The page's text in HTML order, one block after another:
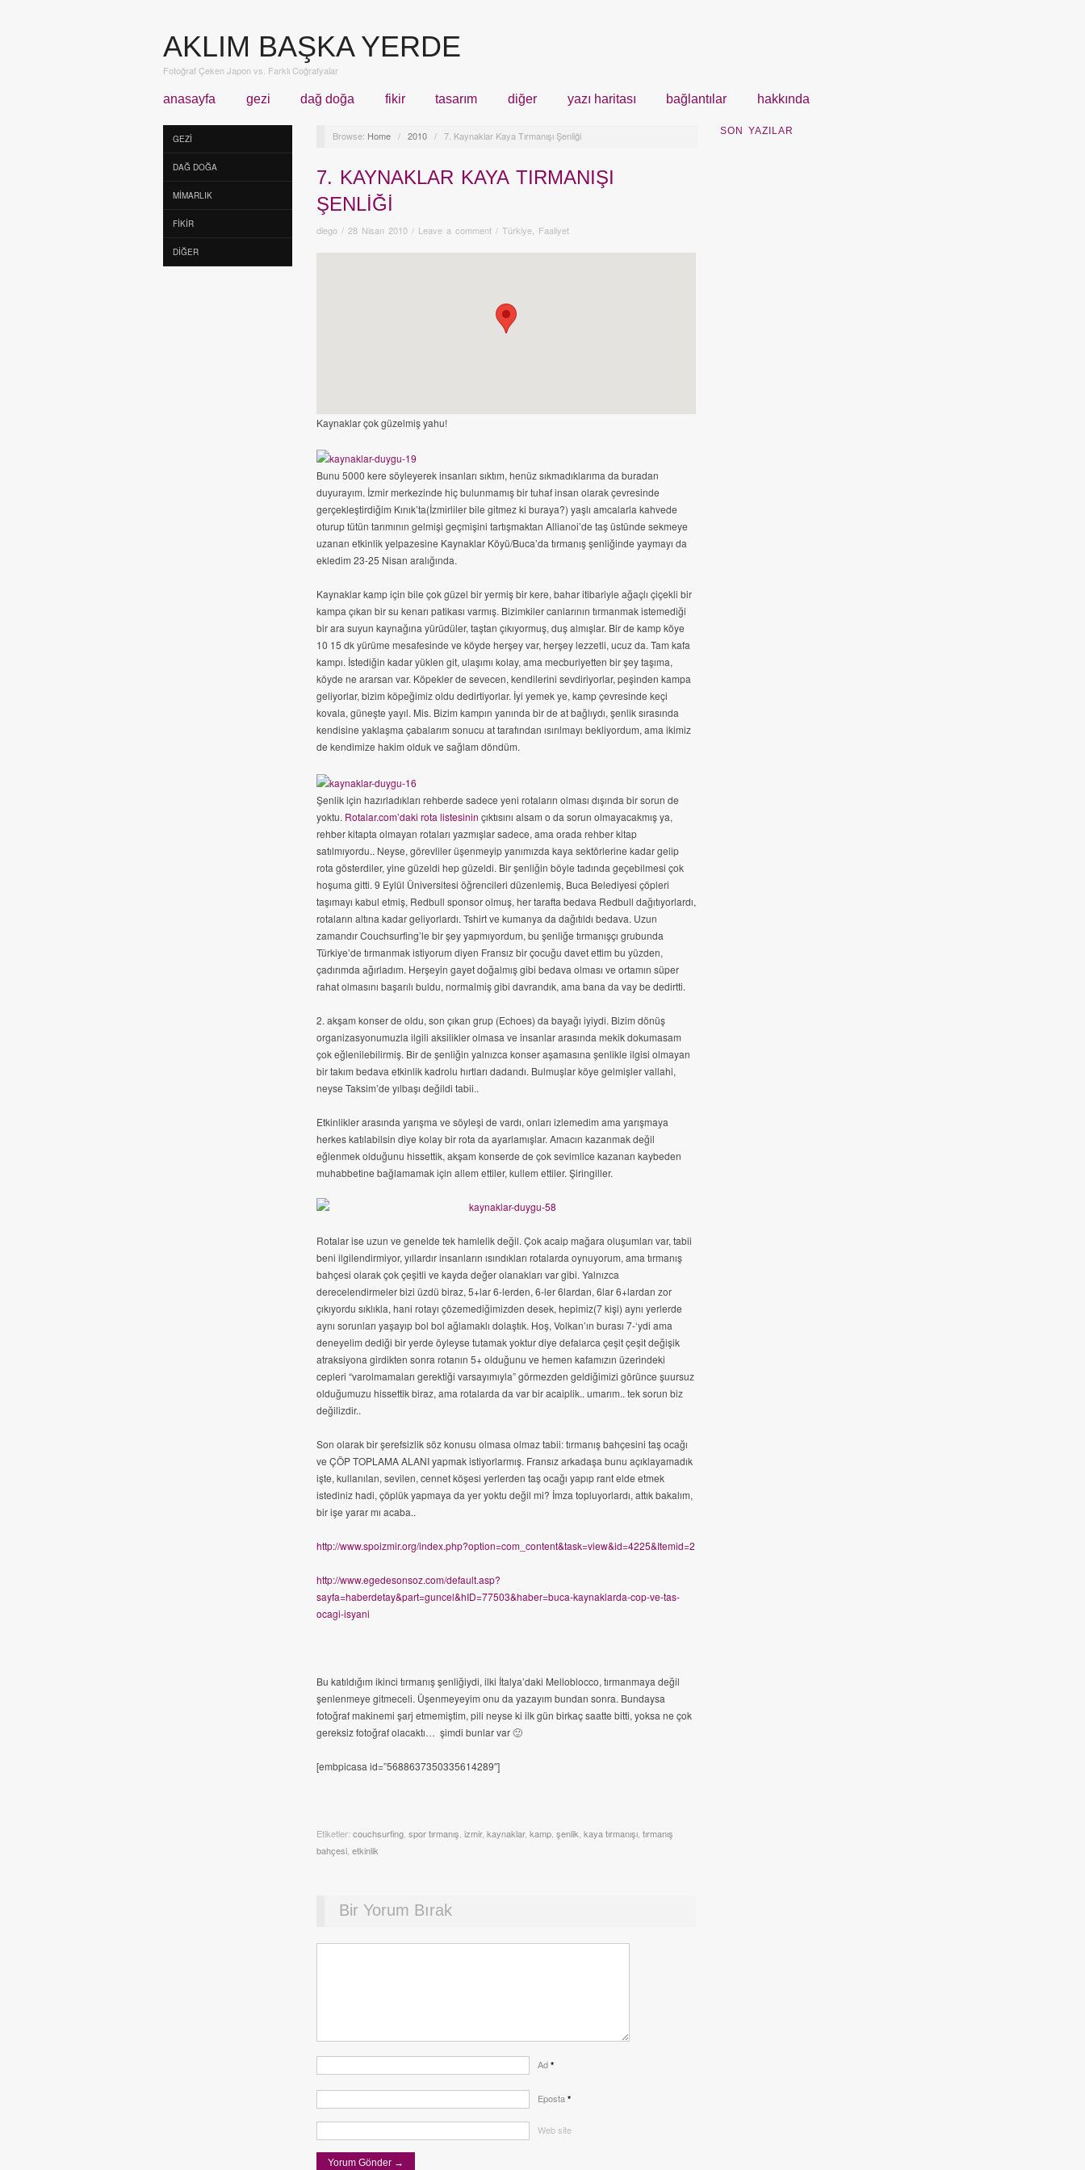
AKLIM BAŞKA YERDE
Fotoğraf Çeken Japon vs. Farklı Coğrafyalar
anasayfa gezi dağ doğa fikir tasarım diğer yazı haritası bağlantılar hakkında
GEZI
DAĞ DOĞA
MIMARLIK
FIKIR
DIĞER
Browse: Home / 2010 / 7. Kaynaklar Kaya Tırmanışı Şenliği
7. KAYNAKLAR KAYA TIRMANIŞI
ŞENLIĞI
diego / 28 Nisan 2010 / Leave a comment / Türkiye Faaliyet
Kaynaklar çok güzelmiş yahu!
Bunu 5000 kere söyleyerek insanları sıktım, henüz sıkmadıklarıma da buradan
duyurayım. İzmir merkezinde hiç bulunmamış bir tuhaf insan olarak çevresinde
gerçekleştirdiğim Kınık’ta(İzmirliler bile gitmez ki buraya?) yaşlı amcalarla kahvede
oturup tütün tarımının gelmişi geçmişini tartışmaktan Allianoi’de taş üstünde sekmeye
uzanan etkinlik yelpazesine Kaynaklar Köyü/Buca’da tırmanış şenliğinde yaymayı da
ekledim 23-25 Nisan aralığında.
Kaynaklar kamp için bile çok güzel bir yermiş bir kere, bahar itibariyle ağaçlı çiçekli bir
kampa çıkan bir su kenarı patikası varmış. Bizimkiler canlarının tırmanmak istemediği
bir ara suyun kaynağına yürüdüler, taştan çıkıyormuş, duş almışlar. Bir de kamp köye
10 15 dk yürüme mesafesinde ve köyde herşey var, herşey lezzetli, ucuz da. Tam kafa
kampı. İstediğin kadar yüklen git, ulaşımı kolay, ama mecburiyetten bir şey taşıma,
köyde ne ararsan var. Köpekler de sevecen, kendilerini sevdiriyorlar, peşinden kampa
geliyorlar, bizim köpeğimiz oldu dedirtiyorlar. İyi yemek ye, kamp çevresinde keçi
kovala, güneşte yayıl. Mis. Bizim kampın yanında bir de at bağlıydı, şenlik sırasında
kendisine yaklaşma çabalarım sonucu at tarafından ısırılmayı bekliyordum, ama ikimiz
de kendimize hakim olduk ve sağlam döndüm.
Şenlik için hazırladıkları rehberde sadece yeni rotaların olması dışında bir sorun de
yoktu. Rotalar.com’daki rota listesinin çıktısını alsam o da sorun olmayacakmış ya,
rehber kitapta olmayan rotaları yazmışlar sadece, ama orada rehber kitap
satılmıyordu.. Neyse, görevliler üşenmeyip yanımızda kaya sektörlerine kadar gelip
rota gösterdiler, yine güzeldi hep güzeldi. Bir şenliğin böyle tadında geçebilmesi çok
hoşuma gitti. 9 Eylül Üniversitesi öğrencileri düzenlemiş, Buca Belediyesi çöpleri
taşımayı kabul etmiş, Redbull sponsor olmuş, her tarafta bedava Redbull dağıtıyorlardı,
rotaların altına kadar geliyorlardı. Tshirt ve kumanya da dağıtıldı bedava. Uzun
zamandır Couchsurfing’le bir şey yapmıyordum, bu şenliğe tırmanışçı grubunda
Türkiye’de tırmanmak istiyorum diyen Fransız bir çocuğu davet ettim bu yüzden,
çadırımda ağırladım. Herşeyin gayet doğalmış gibi bedava olması ve ortamın süper
rahat olmasını başarılı buldu, normalmiş gibi davrandık, ama bana da vay be dedirtti.
2. akşam konser de oldu, son çıkan grup (Echoes) da bayağı iyiydi. Bizim dönüş
organizasyonumuzla ilgili aksilikler olmasa ve insanlar arasında mekik dokumasam
çok eğlenilebilirmiş. Bir de şenliğin yalnızca konser aşamasına şenlikle ilgisi olmayan
bir takım bedava etkinlik kadrolu hırtları dadandı. Bulmuşlar köye gelmişler vallahi,
neyse Taksim’de yılbaşı değildi tabii..
Etkinlikler arasında yarışma ve söyleşi de vardı, onları izlemedim ama yarışmaya
herkes katılabilsin diye kolay bir rota da ayarlamışlar. Amacın kazanmak değil
eğlenmek olduğunu hissettik, akşam konserde de çok sevimlice kazanan kaybeden
muhabbetine bağlamamak için allem ettiler, kullem ettiler. Şiringiller.
Rotalar ise uzun ve genelde tek hamlelik değil. Çok acaip mağara oluşumları var, tabii
beni ilgilendirmiyor, yıllardır insanların ısındıkları rotalarda oynuyorum, ama tırmanış
bahçesi olarak çok çeşitli ve kayda değer olanakları var gibi. Yalnızca
derecelendirmeler bizi üzdü biraz, 5+lar 6-lerden, 6-ler 6lardan, 6lar 6+lardan zor
çıkıyordu sıklıkla, hani rotayı çözemediğimizden desek, hepimiz(7 kişi) aynı yerlerde
aynı sorunları yaşayıp bol bol ağlamaklı dolaştık. Hoş, Volkan’ın burası 7-‘ydi ama
deneyelim dediği bir yerde öyleyse tutamak yoktur diye defalarca çeşit çeşit değişik
atraksiyona girdikten sonra rotanın 5+ olduğunu ve hemen kafamızın üzerindeki
cepleri “varolmamaları gerektiği varsayımıyla” görmezden geldiğimizi görünce şuursuz
olduğumuzu hissettik biraz, ama rotalarda da var bir acaiplik.. umarım.. tek sorun biz
değilizdir..
Son olarak bir şerefsizlik söz konusu olmasa olmaz tabii: tırmanış bahçesini taş ocağı
ve ÇÖP TOPLAMA ALANI yapmak istiyorlarmış. Fransız arkadaşa bunu açıklayamadık
işte, kullanılan, sevilen, cennet köşesi yerlerden taş ocağı yapıp rant elde etmek
istediniz hadi, çöplük yapmaya da yer yoktu değil mi? İmza topluyorlardı, attık bakalım,
bir işe yarar mı acaba..
http://www.spoizmir.org/index.php?option=com_content&task=view&id=4225&Itemid=2
http://www.egedesonsoz.com/default.asp?
sayfa=haberdetay&part=guncel&hID=77503&haber=buca-kaynaklarda-cop-ve-tas-
ocagi-isyani
Bu katıldığım ikinci tırmanış şenliğiydi, ilki İtalya’daki Melloblocco, tırmanmaya değil
şenlenmeye gitmeceli. Üşenmeyeyim onu da yazayım bundan sonra. Bundaysa
fotoğraf makinemi şarj etmemiştim, pili neyse ki ilk gün birkaç saatte bitti, yoksa ne çok
gereksiz fotoğraf olacaktı… şimdi bunlar var 🙂
[embpicasa id=”5688637350335614289″]
Etiketler: couchsurfing spor tırmanış izmir, kaynaklar, kamp şenlik kaya tırmanışı tırmanış
bahçesi etkinlik
Bir Yorum Bırak
Ad *
Eposta *
Web site
SON YAZILAR